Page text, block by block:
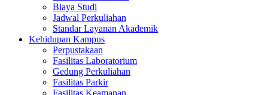
Biaya Studi
Jadwal Perkuliahan
Standar Layanan Akademik
Kehidupan Kampus
Perpustakaan
Fasilitas Laboratorium
Gedung Perkuliahan
Fasilitas Parkir
Fasilitas Keamanan